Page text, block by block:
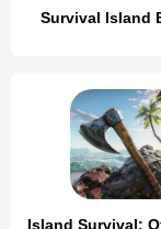
Survival Island